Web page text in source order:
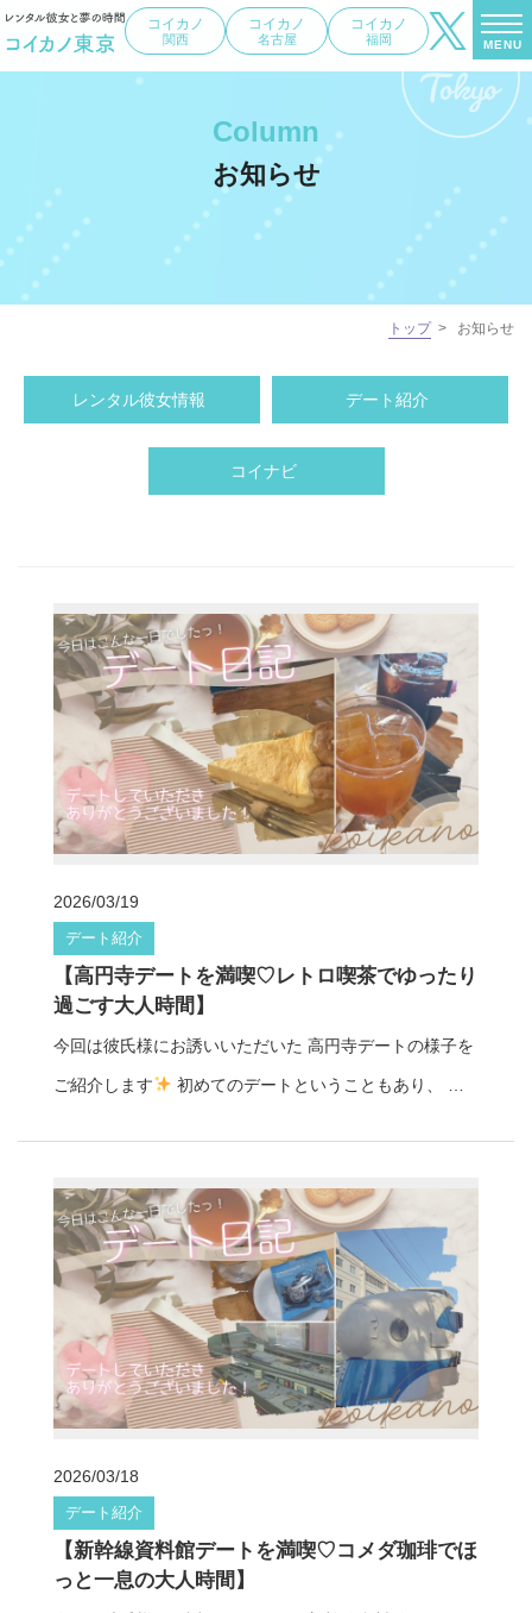
MENU
コイカノ
関西
コイカノ
名古屋
コイカノ
福岡
Column
お知らせ
トップ> お知らせ
レンタル彼女情報 デート紹介
コイナビ
2026/03/19
デート紹介
【高円寺デートを満喫♡レトロ喫茶でゆったり
過ごす大人時間】
今回は彼氏様にお誘いいただいた 高円寺デートの様子を
ご紹介します 初めてのデートということもあり、 落
フェタイム 今回訪れたのはレトロな雰囲気が魅力の喫茶
店。 落ち着いた店内でゆっくりお話をしながら、 穏やか
なカフェタイムを楽しまれたそうです 昔ながらの喫茶
店ならではの ゆったりした空気の中で過ごす時間は、 高
円寺デートの魅力のひとつですね。 ◆ お仕事トークで盛
り上がるひととき カフェでは彼氏様のお仕事のお話を た
なか聞けないお話に 自然と会話も弾みとても楽しい時間
になったとのこと。 落ち着いてお話ができる喫茶店デー
トは、 お互いのことをゆっくり知ることができる 素敵な
時間になりますね。 彼氏様、デートしていただきありが
2026/03/18
デート紹介
【新幹線資料館デートを満喫♡コメダ珈琲でほ
っと一息の大人時間】